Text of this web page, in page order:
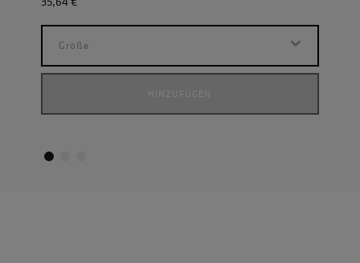
Größe
HINZUFÜGEN